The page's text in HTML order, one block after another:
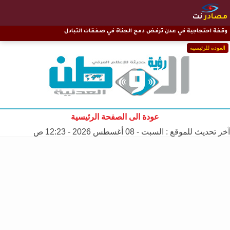
مصادرنت
العودة للرئيسية
وقفة احتجاجية في عدن ترفض دمج الجناة في صفقات التبادل